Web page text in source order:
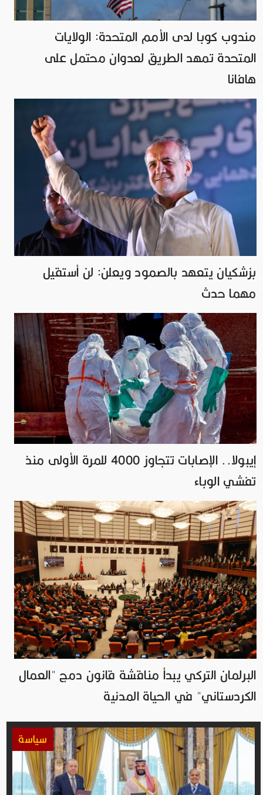
مندوب كوبا لدى الأمم المتحدة: الولايات
المتحدة تمهد الطريق لعدوان محتمل على
هافانا
بزشكيان يتعهد بالصمود ويعلن: لن أستقيل
مهما حدث
إيبولا.. الإصابات تتجاوز 4000 للمرة الأولى منذ
تفشي الوباء
البرلمان التركي يبدأ مناقشة قانون دمج "العمال
الكردستاني" في الحياة المدنية
سياسة